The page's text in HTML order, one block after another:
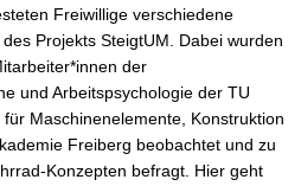
Freiwillige verschiedene
Projekts SteigtUM. Dabei wurden
der
und Arbeitspsychologie der TU
Maschinenelemente, Konstruktion
Freiberg beobachtet und zu
Konzepten befragt. Hier geht